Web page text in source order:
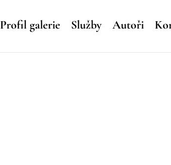
Profil galerie Služby Autoři